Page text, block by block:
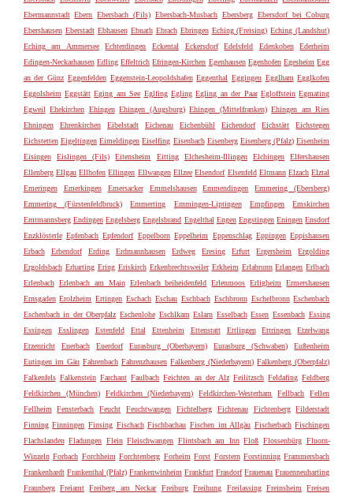
Ebermannstadt Ebern Ebersbach (Fils) Ebersbach-Musbach Ebersberg Ebersdorf bei Coburg
Ebershausen Eberstadt Ebhausen Ebnath Ebrach Ebringen Eching (Freising) Eching (Landshut)
Eching am Ammersee
Echterdingen Eckental Eckersdorf Edelsfeld Edenkoben
Ederheim
Edingen-Neckarhausen Edling Effeltrich Efringen-Kirchen Egenhausen Egenhofen Egesheim Egg
an der Günz Eggenfelden Eggenstein-Leopoldshafen Eggenthal Eggingen Egglham Egglkofen
Eggolsheim Eggstätt Eging am See Eglfing Egling Egling an der Paar Egloffstein Egmating
Egweil Ehekirchen Ehingen Ehingen (Augsburg) Ehingen (Mittelfranken) Ehingen am Ries
Ehningen
Ehrenkirchen Eibelstadt Eichenau Eichenbühl Eichendorf Eichstätt
Eichstegen
Eichstetten Eigeltingen Eimeldingen Eiselfing Eisenbach Eisenberg Eisenberg (Pfalz) Eisenheim
Eisingen
Eislingen (Fils) Eitensheim Eitting Elchesheim-Illingen Elchingen
Elfershausen
Ellenberg Ellgau Ellhofen Ellingen Ellwangen Ellzee Elsendorf Elsenfeld Eltmann Elzach Elztal
Emeringen
Emerkingen Emersacker Emmelshausen Emmendingen
Emmering (Ebersberg)
Emmering (Fürstenfeldbruck)
Emmerting Emmingen-Liptingen Empfingen
Emskirchen
Emtmannsberg Endingen Engelsberg Engelsbrand Engelthal Engen Engstingen Eningen Ensdorf
Enzklösterle Epfenbach Epfendorf Eppelborn Eppelheim Eppenschlag Eppingen Eppishausen
Erbach
Erbendorf Erding Erdmannhausen Erdweg Eresing Erfurt Ergersheim
Ergolding
Ergoldsbach Erharting Ering Eriskirch Erkenbrechtsweiler Erkheim Erlabrunn Erlangen Erlbach
Erlenbach Erlenbach am Main Erlenbach beiheidenfeld Erlenmoos Erligheim
Ermershausen
Ernsgaden Erolzheim Ertingen Eschach Eschau Eschbach Eschbronn Eschelbronn Eschenbach
Eschenbach in der Oberpfalz Eschenlohe Eschlkam Eslarn Esselbach Essen Essenbach Essing
Essingen
Esslingen Estenfeld Ettal Ettenheim Ettenstatt Ettlingen Ettringen
Etzelwang
Etzenricht
Euerbach Euerdorf Eurasburg (Oberbayern) Eurasburg (Schwaben)
Eußenheim
Eutingen im Gäu Fahrenbach Fahrenzhausen Falkenberg (Niederbayern) Falkenberg (Oberpfalz)
Falkenfels Falkenstein Farchant Faulbach Feichten an der Alz Feilitzsch Feldafing Feldberg
Feldkirchen (München)
Feldkirchen (Niederbayern) Feldkirchen-Westerham Fellbach
Fellen
Fellheim
Fensterbach Feucht Feuchtwangen Fichtelberg Fichtenau Fichtenberg
Filderstadt
Finning Finningen Finsing Fischach Fischbachau Fischen im Allgäu Fischerbach Fischingen
Flachslanden Fladungen Flein Fleischwangen Flintsbach am Inn Floß Flossenbürg Fluorn-
Winzeln Forbach Forchheim Forchtenberg Forheim Forst Forstern Forstinning Frammersbach
Frankenhardt Frankenthal (Pfalz) Frankenwinheim Frankfurt Frasdorf Frauenau Frauenneuharting
Fraunberg Freiamt Freiberg am Neckar Freiburg Freihung Freilassing Freinsheim
Freisen